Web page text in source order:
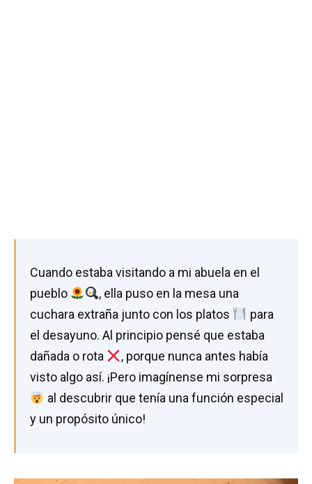
Cuando estaba visitando a mi abuela en el
pueblo
, ella puso en la mesa una
cuchara extraña junto con los platos
para
el desayuno. Al principio pensé que estaba
dañada o rota
, porque nunca antes había
visto algo así. ¡Pero imagínense mi sorpresa
al descubrir que tenía una función especial
y un propósito único!